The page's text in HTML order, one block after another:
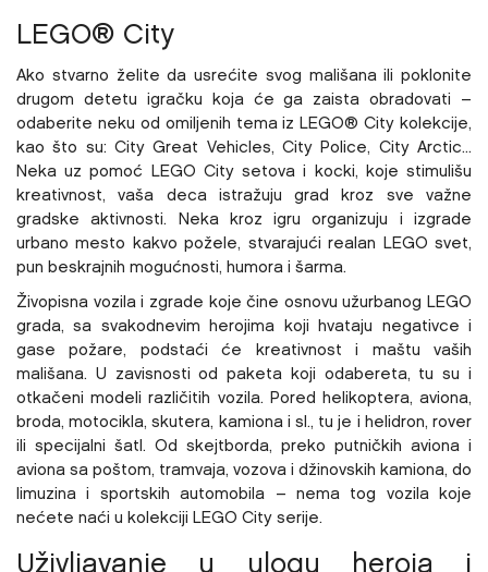
LEGO® City
Ako stvarno želite da usrećite svog mališana ili poklonite
drugom detetu igračku koja će ga zaista obradovati –
odaberite neku od omiljenih tema iz LEGO® City kolekcije,
kao što su: City Great Vehicles, City Police, City Arctic...
Neka uz pomoć LEGO City setova i kocki, koje stimulišu
kreativnost, vaša deca istražuju grad kroz sve važne
gradske aktivnosti. Neka kroz igru organizuju i izgrade
urbano mesto kakvo požele, stvarajući realan LEGO svet,
pun beskrajnih mogućnosti, humora i šarma.
Živopisna vozila i zgrade koje čine osnovu užurbanog LEGO
grada, sa svakodnevim herojima koji hvataju negativce i
gase požare, podstaći će kreativnost i maštu vaših
mališana. U zavisnosti od paketa koji odabereta, tu su i
otkačeni modeli različitih vozila. Pored helikoptera, aviona,
broda, motocikla, skutera, kamiona i sl., tu je i helidron, rover
ili specijalni šatl. Od skejtborda, preko putničkih aviona i
aviona sa poštom, tramvaja, vozova i džinovskih kamiona, do
limuzina i sportskih automobila – nema tog vozila koje
nećete naći u kolekciji LEGO City serije.
Uživljavanje u ulogu heroja i